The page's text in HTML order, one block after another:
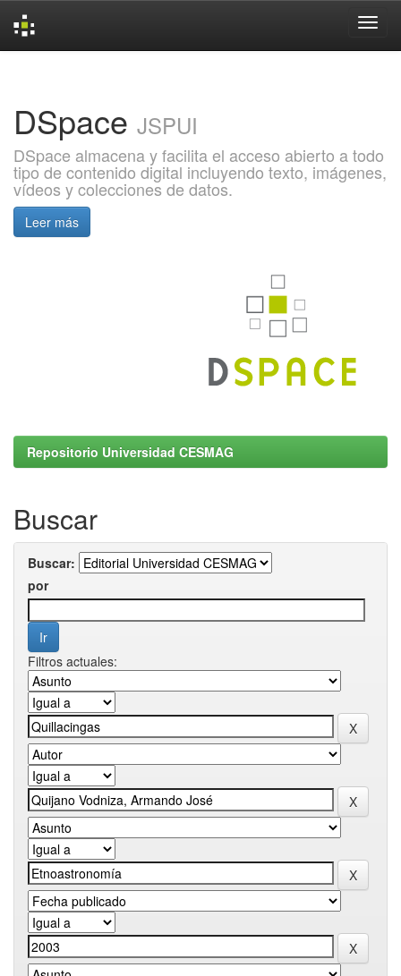
DSpace JSPUI
DSpace almacena y facilita el acceso abierto a todo
tipo de contenido digital incluyendo texto, imágenes,
vídeos y colecciones de datos.
Leer más
Repositorio Universidad CESMAG
Buscar
Buscar:
por
Filtros actuales: